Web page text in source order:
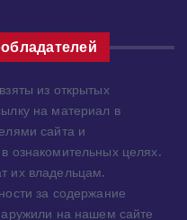
из открытых
на материал в
сайта и
ознакомительных целях.
их владельцам.